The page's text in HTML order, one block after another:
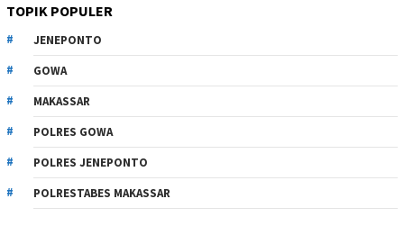
TOPIK POPULER
JENEPONTO
GOWA
MAKASSAR
POLRES GOWA
POLRES JENEPONTO
POLRESTABES MAKASSAR